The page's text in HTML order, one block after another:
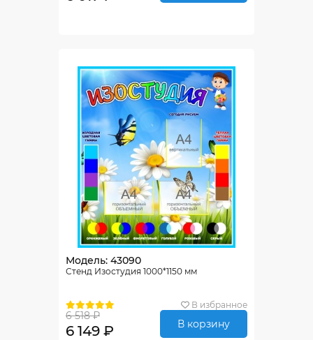
Модель: 43090
Стенд Изостудия 1000*1150 мм
В избранное
6 518 ₽
6 149 ₽ В корзину